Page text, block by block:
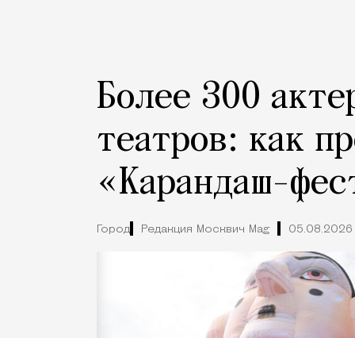
Более 300
театров: как
«Карандаш-
Город Редакция Москвич Mag 05.08.2026